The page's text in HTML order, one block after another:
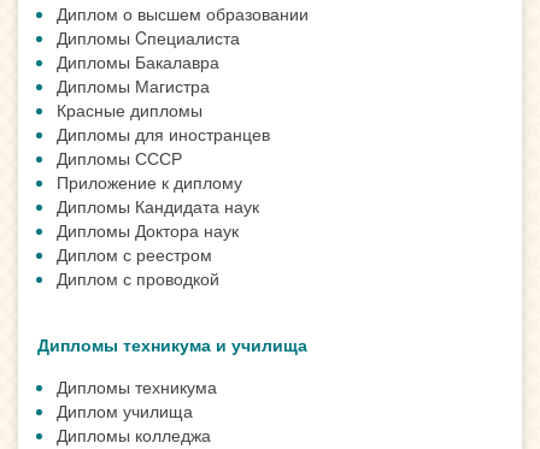
Диплом о высшем образовании
Дипломы Cпециалиста
Дипломы Бакалавра
Дипломы Магистра
Красные дипломы
Дипломы для иностранцев
Дипломы СССР
Приложение к диплому
Дипломы Кандидата наук
Дипломы Доктора наук
Диплом с реестром
Диплом с проводкой
Дипломы техникума и училища
Дипломы техникума
Диплом училища
Дипломы колледжа